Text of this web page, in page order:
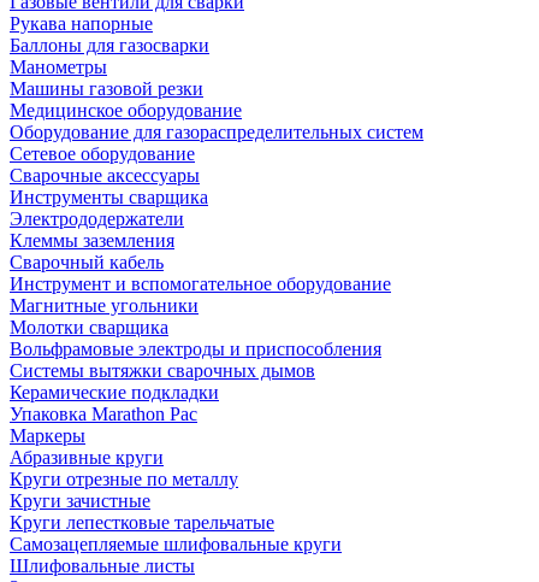
Рукава напорные
Баллоны для газосварки
Манометры
Машины газовой резки
Медицинское оборудование
Оборудование для газораспределительных систем
Сетевое оборудование
Сварочные аксессуары
Инструменты сварщика
Электрододержатели
Клеммы заземления
Сварочный кабель
Инструмент и вспомогательное оборудование
Магнитные угольники
Молотки сварщика
Вольфрамовые электроды и приспособления
Системы вытяжки сварочных дымов
Керамические подкладки
Упаковка Marathon Pac
Маркеры
Абразивные круги
Круги отрезные по металлу
Круги зачистные
Круги лепестковые тарельчатые
Самозацепляемые шлифовальные круги
Шлифовальные листы